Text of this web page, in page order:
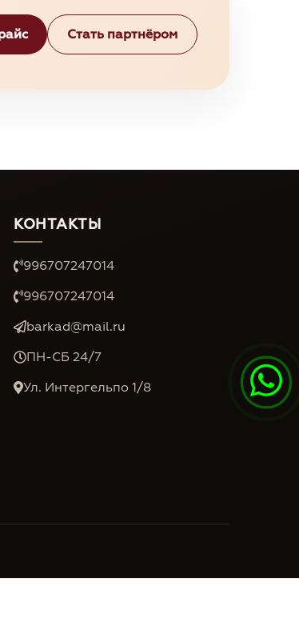
Стать партнёром
КОНТАКТЫ
996707247014
996707247014
barkad@mail.ru
ПН-СБ 24/7
Ул. Интергельпо 1/8